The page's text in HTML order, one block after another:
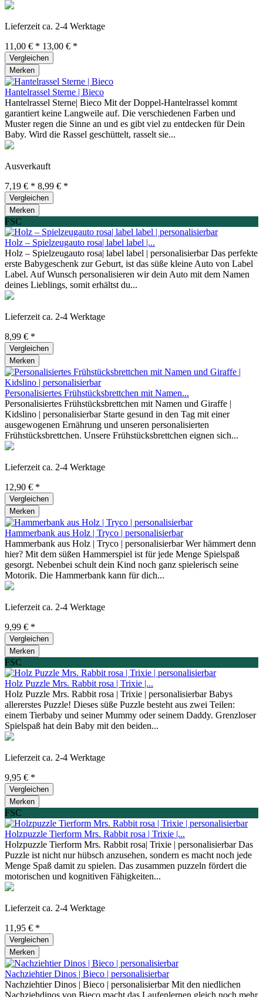
Lieferzeit ca. 2-4 Werktage
11,00 € * 13,00 € *
Vergleichen
Merken
Hantelrassel Sterne | Bieco
Hantelrassel Sterne| Bieco Mit der Doppel-Hantelrassel kommt
garantiert keine Langweile auf. Die verschiedenen Farben und
Muster regen die Sinne an und es gibt viel zu entdecken für Dein
Baby. Wird die Rassel geschüttelt, rasselt sie...
Ausverkauft
7,19 € * 8,99 € *
Vergleichen
Merken
FSC
Holz – Spielzeugauto rosa| label label |...
Holz – Spielzeugauto rosa| label label | personalisierbar Das perfekte
erste Babygeschenk zur Geburt, ist das süße kleine Auto von Label
Label. Auf Wunsch personalisieren wir dein Auto mit dem Namen
deines Lieblings, somit erhältst du...
Lieferzeit ca. 2-4 Werktage
8,99 € *
Vergleichen
Merken
Personalisiertes Frühstücksbrettchen mit Namen...
Personalisiertes Frühstücksbrettchen mit Namen und Giraffe |
Kidslino | personalisierbar Starte gesund in den Tag mit einer
ausgewogenen Ernährung und unseren personalisierten
Frühstücksbrettchen. Unsere Frühstücksbrettchen eignen sich...
Lieferzeit ca. 2-4 Werktage
12,90 € *
Vergleichen
Merken
Hammerbank aus Holz | Tryco | personalisierbar
Hammerbank aus Holz | Tryco | personalisierbar Wer hämmert denn
hier? Mit dem süßen Hammerspiel ist für jede Menge Spielspaß
gesorgt. Nebenbei schult dein Kind noch ganz spielerisch seine
Motorik. Die Hammerbank kann für dich...
Lieferzeit ca. 2-4 Werktage
9,99 € *
Vergleichen
Merken
FSC
Holz Puzzle Mrs. Rabbit rosa | Trixie |...
Holz Puzzle Mrs. Rabbit rosa | Trixie | personalisierbar Babys
allererstes Puzzle! Dieses süße Puzzle besteht aus zwei Teilen:
einem Tierbaby und seiner Mummy oder seinem Daddy. Grenzloser
Spielspaß hat dein Baby mit den beiden...
Lieferzeit ca. 2-4 Werktage
9,95 € *
Vergleichen
Merken
FSC
Holzpuzzle Tierform Mrs. Rabbit rosa | Trixie |...
Holzpuzzle Tierform Mrs. Rabbit rosa| Trixie | personalisierbar Das
Puzzle ist nicht nur hübsch anzusehen, sondern es macht noch jede
Menge Spaß damit zu spielen. Das zusammen puzzeln fördert die
motorischen und kognitiven Fähigkeiten...
Lieferzeit ca. 2-4 Werktage
11,95 € *
Vergleichen
Merken
Nachziehtier Dinos | Bieco | personalisierbar
Nachziehtier Dinos | Bieco | personalisierbar Mit den niedlichen
Nachziehdinos von Bieco macht das Laufenlernen gleich noch mehr